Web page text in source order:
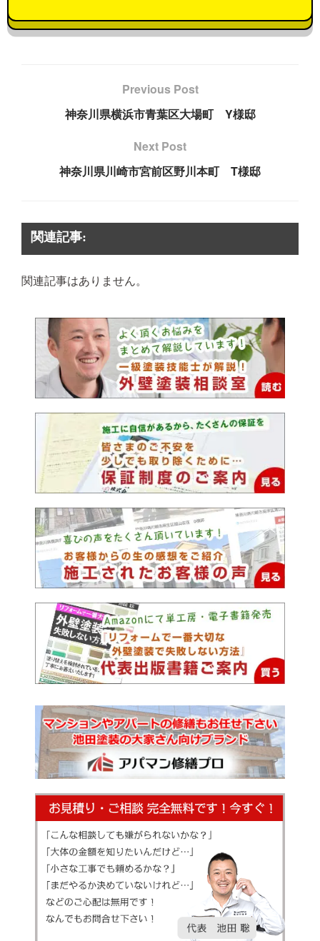
Previous Post
神奈川県横浜市青葉区大場町 Y様邸
Next Post
神奈川県川崎市宮前区野川本町 T様邸
関連記事:
関連記事はありません。